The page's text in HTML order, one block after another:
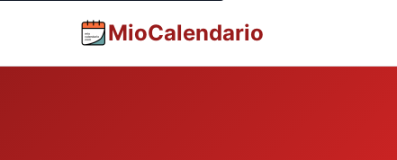
MioCalendario